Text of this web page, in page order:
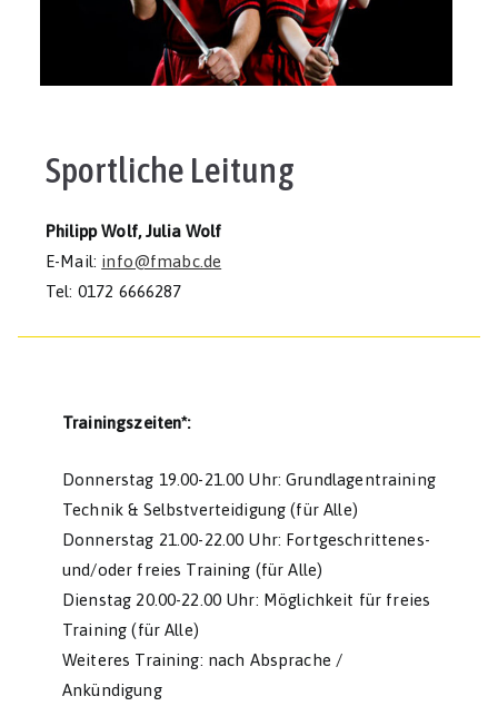
Sportliche Leitung
Philipp Wolf, Julia Wolf
E-Mail: info@fmabc.de
Tel: 0172 6666287
Trainingszeiten*:
Donnerstag 19.00-21.00 Uhr: Grundlagentraining
Technik & Selbstverteidigung (für Alle)
Donnerstag 21.00-22.00 Uhr: Fortgeschrittenes-
und/oder freies Training (für Alle)
Dienstag 20.00-22.00 Uhr: Möglichkeit für freies
Training (für Alle)
Weiteres Training: nach Absprache /
Ankündigung